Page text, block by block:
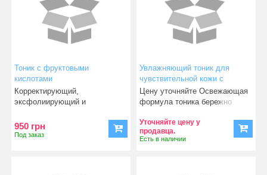
Тоник с фруктовыми
кислотами
Корректирующий,
эксфолиирующий и
5.2.Облад
950 грн
Под заказ
Увлажняющий тоник для
чувствительной кожи с
куперозом
Цену уточняйте Освежающая
формула тоника бережно
Уточняйте цену у
продавца.
Есть в наличии